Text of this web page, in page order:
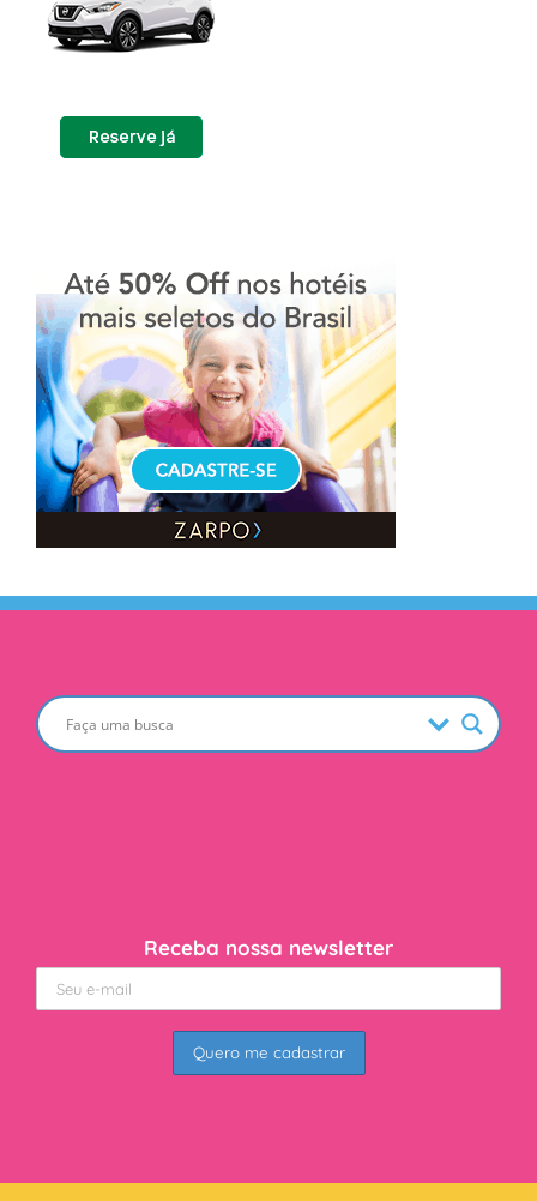
Receba nossa newsletter